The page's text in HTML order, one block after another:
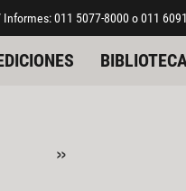
Informes: 011 5077-8000 o 011
»